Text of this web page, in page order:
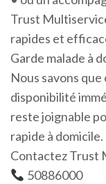
Trust
rapides et
Garde malade à
Nous savons
disponibilité
reste joignable
rapide à domicile.
Contactez Trust
50886000